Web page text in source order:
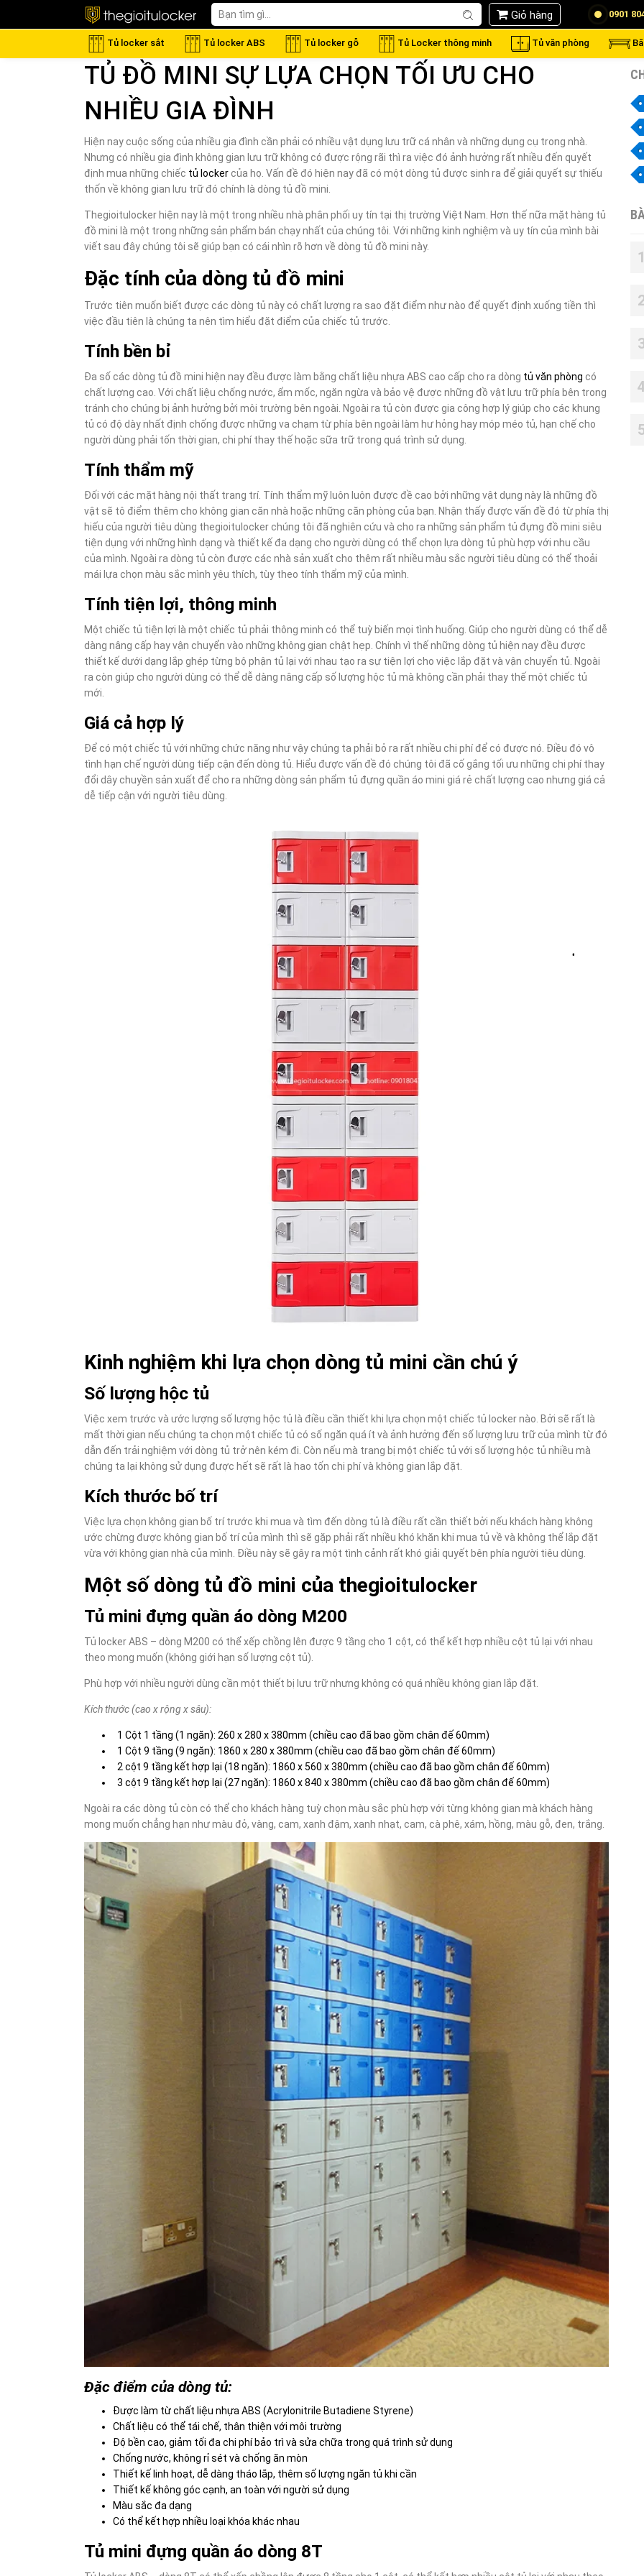
Giỏ hàng 0901
Tủ locker sắt Tủ locker ABS Tủ locker gỗ Tủ Locker thông minh Tủ văn phòng
TỦ ĐỒ MINI SỰ LỰA CHỌN TỐI ƯU CHO
NHIỀU GIA ĐÌNH
Hiện nay cuộc sống của nhiều gia đình cần phải có nhiều vật dụng lưu trữ cá nhân và những dụng cụ trong nhà.
Nhưng có nhiều gia đình không gian lưu trữ không có được rộng rãi thì ra việc đó ảnh hưởng rất nhiều đến quyết
định mua những chiếc tủ locker của họ. Vấn đề đó hiện nay đã có một dòng tủ được sinh ra để giải quyết sự thiếu
thốn về không gian lưu trữ đó chính là dòng tủ đồ mini.
Thegioitulocker hiện nay là một trong nhiều nhà phân phối uy tín tại thị trường Việt Nam. Hơn thế nữa mặt hàng tủ
đồ mini là một trong những sản phẩm bán chạy nhất của chúng tôi. Với những kinh nghiệm và uy tín của mình bài
viết sau đây chúng tôi sẽ giúp bạn có cái nhìn rõ hơn về dòng tủ đồ mini này.
Đặc tính của dòng tủ đồ mini
Trước tiên muốn biết được các dòng tủ này có chất lượng ra sao đặt điểm như nào để quyết định xuống tiền thì
việc đầu tiên là chúng ta nên tìm hiểu đặt điểm của chiếc tủ trước.
Tính bền bỉ
Đa số các dòng tủ đồ mini hiện nay đều được làm bằng chất liệu nhựa ABS cao cấp cho ra dòng tủ văn phòng có
chất lượng cao. Với chất liệu chống nước, ẩm mốc, ngăn ngừa và bảo vệ được những đồ vật lưu trữ phía bên trong
tránh cho chúng bị ảnh hưởng bởi môi trường bên ngoài. Ngoài ra tủ còn được gia công hợp lý giúp cho các khung
tủ có độ dày nhất định chống được những va chạm từ phía bên ngoài làm hư hỏng hay móp méo tủ, hạn chế cho
người dùng phải tốn thời gian, chi phí thay thế hoặc sữa trữ trong quá trình sử dụng.
Tính thẩm mỹ
Đối với các mặt hàng nội thất trang trí. Tính thẩm mỹ luôn luôn được đề cao bởi những vật dụng này là những đồ
vật sẽ tô điểm thêm cho không gian căn nhà hoặc những căn phòng của bạn. Nhận thấy được vấn đề đó từ phía thị
hiếu của người tiêu dùng thegioitulocker chúng tôi đã nghiên cứu và cho ra những sản phẩm tủ đựng đồ mini siêu
tiện dụng với những hình dạng và thiết kế đa dạng cho người dùng có thể chọn lựa dòng tủ phù hợp với nhu cầu
của mình. Ngoài ra dòng tủ còn được các nhà sản xuất cho thêm rất nhiều màu sắc người tiêu dùng có thể thoải
mái lựa chọn màu sắc mình yêu thích, tùy theo tính thẩm mỹ của mình.
Tính tiện lợi, thông minh
Một chiếc tủ tiện lợi là một chiếc tủ phải thông minh có thể tuỳ biến mọi tình huống. Giúp cho người dùng có thể dễ
dàng nâng cấp hay vận chuyển vào những không gian chật hẹp. Chính vì thế những dòng tủ hiện nay đều được
thiết kế dưới dạng lắp ghép từng bộ phận tủ lại với nhau tạo ra sự tiện lợi cho việc lắp đặt và vận chuyển tủ. Ngoài
ra còn giúp cho người dùng có thể dễ dàng nâng cấp số lượng hộc tủ mà không cần phải thay thế một chiếc tủ
mới.
Giá cả hợp lý
Để có một chiếc tủ với những chức năng như vậy chúng ta phải bỏ ra rất nhiều chi phí để có được nó. Điều đó vô
tình hạn chế người dùng tiếp cận đến dòng tủ. Hiểu được vấn đề đó chúng tôi đã cố gắng tối ưu những chi phí thay
đổi dây chuyền sản xuất để cho ra những dòng sản phẩm tủ đựng quần áo mini giá rẻ chất lượng cao nhưng giá cả
dễ tiếp cận với người tiêu dùng.
Kinh nghiệm khi lựa chọn dòng tủ mini cần chú ý
Số lượng hộc tủ
Việc xem trước và ước lượng số lượng hộc tủ là điều cần thiết khi lựa chọn một chiếc tủ locker nào. Bởi sẽ rất là
mất thời gian nếu chúng ta chọn một chiếc tủ có số ngăn quá ít và ảnh hưởng đến số lượng lưu trữ của mình từ đó
dẫn đến trải nghiệm với dòng tủ trở nên kém đi. Còn nếu mà trang bị một chiếc tủ với số lượng hộc tủ nhiều mà
chúng ta lại không sử dụng được hết sẽ rất là hao tốn chi phí và không gian lắp đặt.
Kích thước bố trí
Việc lựa chọn không gian bố trí trước khi mua và tìm đến dòng tủ là điều rất cần thiết bởi nếu khách hàng không
ước chừng được không gian bố trí của mình thì sẽ gặp phải rất nhiều khó khăn khi mua tủ về và không thể lắp đặt
vừa với không gian nhà của mình. Điều này sẽ gây ra một tình cảnh rất khó giải quyết bên phía người tiêu dùng.
Một số dòng tủ đồ mini của thegioitulocker
Tủ mini đựng quần áo dòng M200
Tủ locker ABS – dòng M200 có thể xếp chồng lên được 9 tầng cho 1 cột, có thể kết hợp nhiều cột tủ lại với nhau
theo mong muốn (không giới hạn số lượng cột tủ).
Phù hợp với nhiều người dùng cần một thiết bị lưu trữ nhưng không có quá nhiều không gian lắp đặt.
Kích thước (cao x rộng x sâu):
1 Cột 1 tầng (1 ngăn): 260 x 280 x 380mm (chiều cao đã bao gồm chân đế 60mm)
1 Cột 9 tầng (9 ngăn): 1860 x 280 x 380mm (chiều cao đã bao gồm chân đế 60mm)
2 cột 9 tầng kết hợp lại (18 ngăn): 1860 x 560 x 380mm (chiều cao đã bao gồm chân đế 60mm)
3 cột 9 tầng kết hợp lại (27 ngăn): 1860 x 840 x 380mm (chiều cao đã bao gồm chân đế 60mm)
Ngoài ra các dòng tủ còn có thể cho khách hàng tuỳ chọn màu sắc phù hợp với từng không gian mà khách hàng
mong muốn chẳng hạn như màu đỏ, vàng, cam, xanh đậm, xanh nhạt, cam, cà phê, xám, hồng, màu gỗ, đen, trắng.
Đặc điểm của dòng tủ:
Được làm từ chất liệu nhựa ABS (Acrylonitrile Butadiene Styrene)
Chất liệu có thể tái chế, thân thiện với môi trường
Độ bền cao, giảm tối đa chi phí bảo trì và sửa chữa trong quá trình sử dụng
Chống nước, không rỉ sét và chống ăn mòn
Thiết kế linh hoạt, dễ dàng tháo lắp, thêm số lượng ngăn tủ khi cần
Thiết kế không góc cạnh, an toàn với người sử dụng
Màu sắc đa dạng
Có thể kết hợp nhiều loại khóa khác nhau
Tủ mini đựng quần áo dòng 8T
1
4